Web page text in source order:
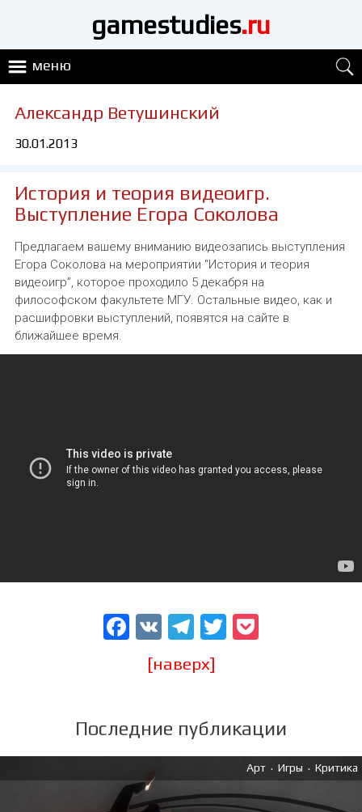
gamestudies.ru
меню
Александр Ветушинский
30.01.2013
История и теория видеоигр.
Выступление Егора Соколова
Предлагаем вашему вниманию видеозапись выступления
Егора Соколова на мероприятии “История и теория
видеоигр”, которое проходило 5 декабря на
философском факультете МГУ. Остальные видео, как и
расшифровки выступлений, появятся на сайте в
ближайшее время.
Facebook
VK Telegram
Twitter
[наверх]
Последние публикации
Арт . Игры . Критика